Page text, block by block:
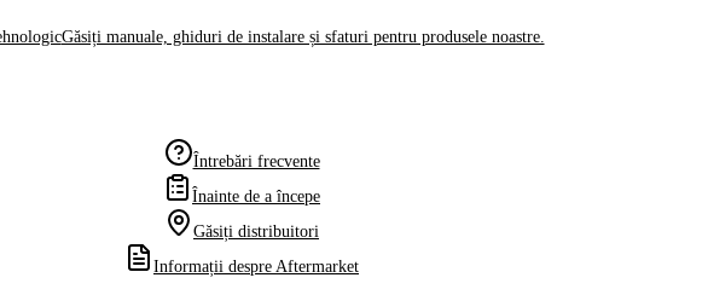
Găsiți manuale, ghiduri de instalare și sfaturi pentru produsele noastre.
Întrebări frecvente
Înainte de a începe
Găsiți distribuitori
Informații despre Aftermarket